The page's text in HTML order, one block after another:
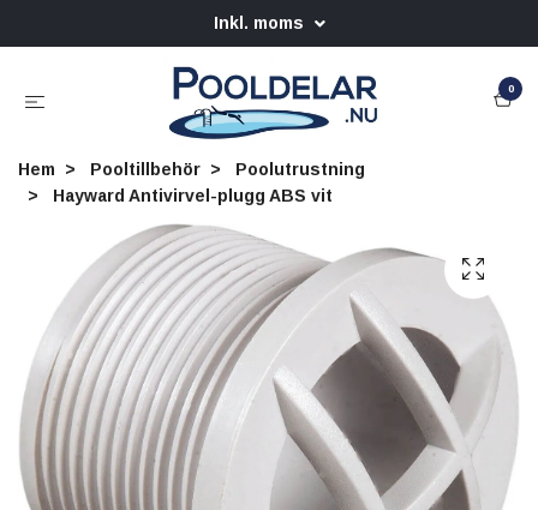
Inkl. moms
0
Hem Pooltillbehör
Poolutrustning
Hayward Antivirvel-plugg ABS vit